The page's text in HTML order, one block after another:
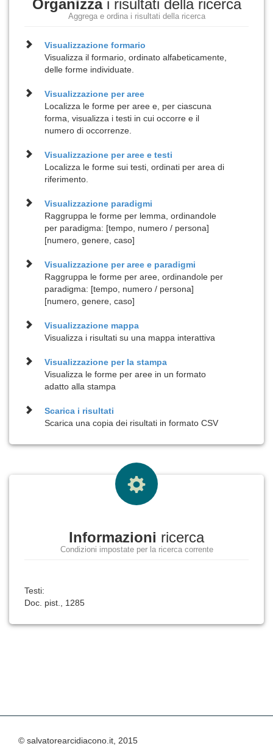
Organizzai risultati della ricerca
Aggrega e ordina i risultati della ricerca
Visualizzazioneformario
Visualizza il formario, ordinato alfabeticamente,
delle forme individuate.
Visualizzazione peraree
Localizza le forme per aree e, per ciascuna
forma, visualizza i testi in cui occorre e il
numero di occorrenze.
Visualizzazione peraree e testi
Localizza le forme sui testi, ordinati per area di
riferimento.
Visualizzazione paradigmi
Raggruppa le forme per lemma, ordinandole
per paradigma: [tempo, numero / persona]
[numero, genere, caso]
Visualizzazione peraree e paradigmi
Raggruppa le forme per aree, ordinandole per
paradigma: [tempo, numero / persona]
[numero, genere, caso]
Visualizzazione mappa
Visualizza i risultati su una mappa interattiva
Visualizzazione per lastampa
Visualizza le forme per aree in un formato
adatto alla stampa
Scarica i risultati
Scarica una copia dei risultati in formato CSV
Informazioni ricerca
Condizioni impostate per la ricerca corrente
Testi:
Doc. pist., 1285
© salvatorearcidiacono.it, 2015